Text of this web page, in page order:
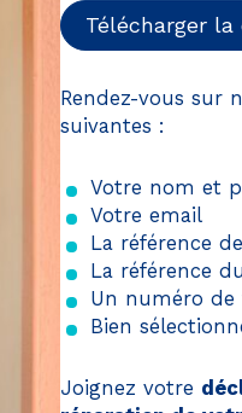
Télécharger
Rendez-vous sur
suivantes :
Votre nom et
Votre email
La référence
La référence
Un numéro de
Bien
Joignez votre